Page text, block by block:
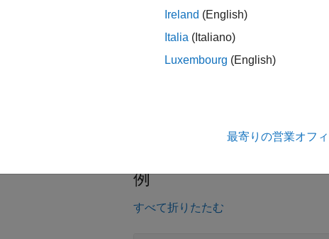
ます。複数のハーネスを作成すると
を作成した後で、そのプロパティを変
例
すべて折りたたむ
Ireland (English)
Italia (Italiano)
Luxembourg (English)
最寄りの営業オフ